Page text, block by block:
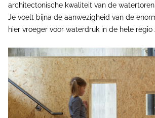
architectonische kwaliteit van de
Je voelt bijna de aanwezigheid van de
hier vroeger voor waterdruk in de hele regio